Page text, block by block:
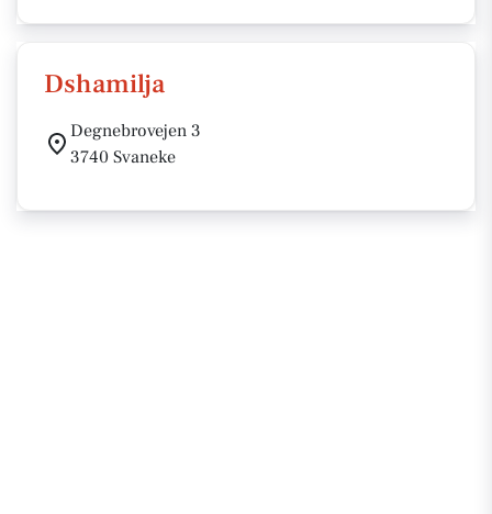
Dshamilja
Degnebrovejen 3
3740 Svaneke